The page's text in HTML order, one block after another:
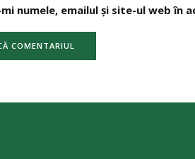
mi numele, emailul și site-ul web